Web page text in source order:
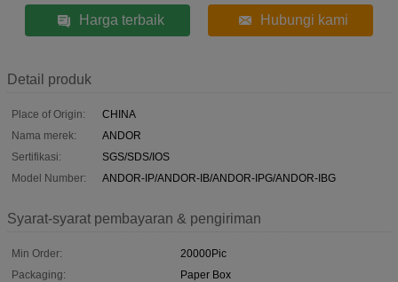
Harga terbaik Hubungi kami
Detail produk
Place of Origin:
CHINA
Nama merek:
ANDOR
Sertifikasi:
SGS/SDS/IOS
Model Number:
ANDOR-IP/ANDOR-IB/ANDOR-IPG/ANDOR-IBG
Syarat-syarat pembayaran & pengiriman
Min Order:
20000Pic
Packaging:
Paper Box